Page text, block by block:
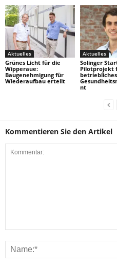
Aktuelles
Grünes Licht für die
Wipperaue:
Baugenehmigung für
Wiederaufbau erteilt
Aktuelles
Solinger
Pilotprojekt
betriebliches
nt
Kommentieren Sie den Artikel